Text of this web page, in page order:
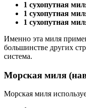
1 сухопутная
1 сухопутная
1 сухопутная
Именно эта миля
большинстве других
система.
Морская миля
Морская миля